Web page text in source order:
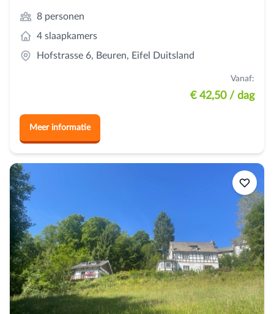
8 personen
4 slaapkamers
Hofstrasse 6, Beuren, Eifel Duitsland
Vanaf:
€ 42,50/ dag
Meer informatie